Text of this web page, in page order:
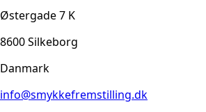
Østergade 7 K
8600 Silkeborg
Danmark
info@smykkefremstilling.dk